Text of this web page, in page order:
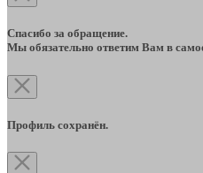
Спасибо за обращение.
Мы обязательно ответим Вам в
Профиль сохранён.